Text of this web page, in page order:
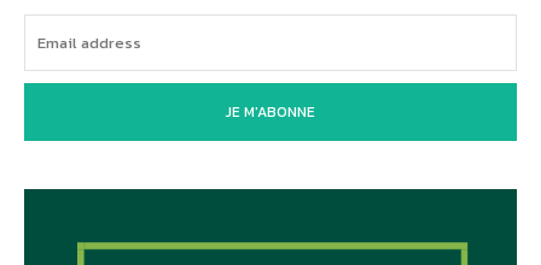
JE M'ABONNE